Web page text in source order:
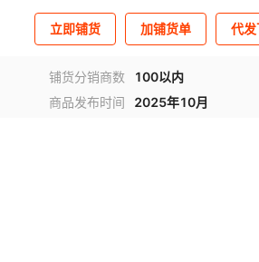
立即铺货 加铺货单 代
铺货分销商数
100以内
商品发布时间 2025年10月